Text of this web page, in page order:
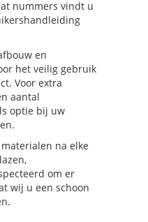
nummers vindt u
en
het veilig gebruik
Voor extra
aantal
optie bij uw
na elke
om er
wij u een schoon